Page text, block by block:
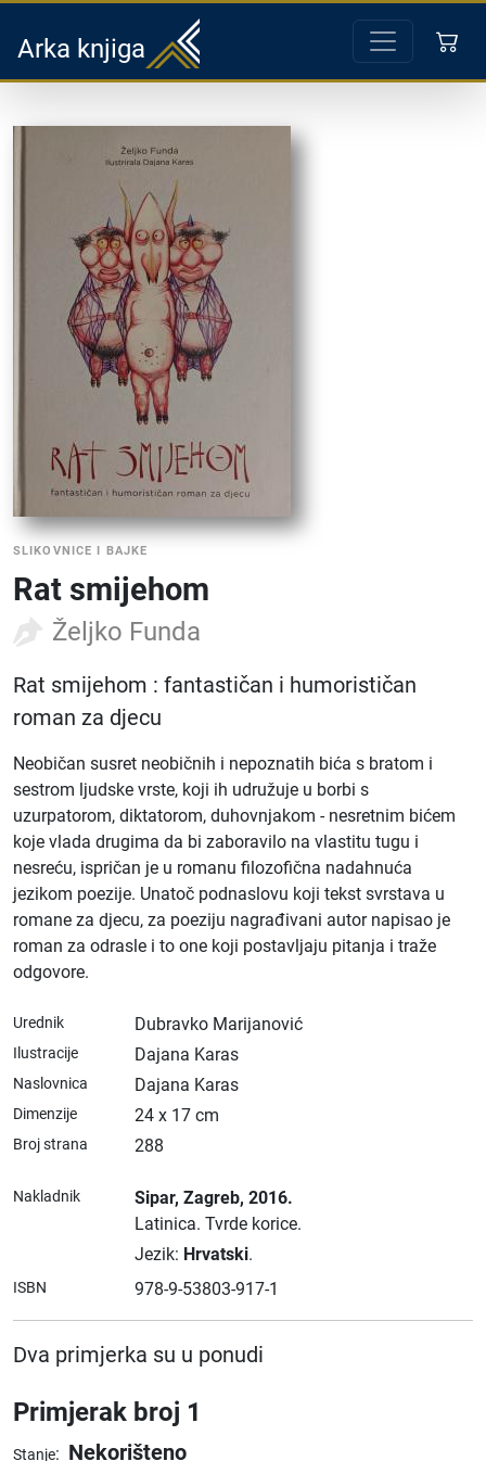
Arka knjiga
SLIKOVNICE I BAJKE
Rat smijehom
Željko Funda
Rat smijehom : fantastičan i humorističan
roman za djecu
Neobičan susret neobičnih i nepoznatih bića s bratom i
sestrom ljudske vrste, koji ih udružuje u borbi s
uzurpatorom, diktatorom, duhovnjakom - nesretnim bićem
koje vlada drugima da bi zaboravilo na vlastitu tugu i
nesreću, ispričan je u romanu filozofična nadahnuća
jezikom poezije. Unatoč podnaslovu koji tekst svrstava u
romane za djecu, za poeziju nagrađivani autor napisao je
roman za odrasle i to one koji postavljaju pitanja i traže
odgovore.
Urednik Dubravko Marijanović
Ilustracije Dajana Karas
Naslovnica Dajana Karas
Dimenzije 24 x 17 cm
Broj strana 288
Nakladnik Sipar, Zagreb, 2016.
Latinica. Tvrde korice.
Jezik: Hrvatski.
ISBN 978-9-53803-917-1
Dva primjerka su u ponudi
Primjerak broj 1
Stanje: Nekorišteno